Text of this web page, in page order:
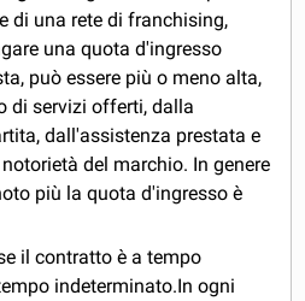
di una rete di franchising,
una quota d'ingresso
può essere più o meno alta,
di servizi offerti, dalla
dall'assistenza prestata e
del marchio. In genere
più la quota d'ingresso è
il contratto è a tempo
indeterminato.In ogni